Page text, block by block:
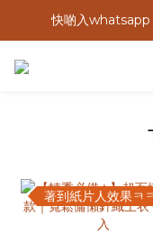
快啲入whatsapp
著到紙片人效果ㅋ